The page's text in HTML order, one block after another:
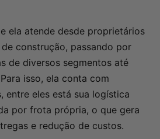
ela atende desde proprietários
construção, passando por
de diversos segmentos até
isso, ela conta com
entre eles está sua logística
por frota própria, o que gera
e redução de custos.